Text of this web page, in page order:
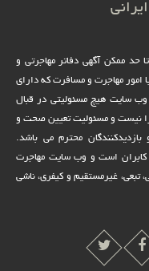
حد ممکن آگهی دفاتر مهاجرتی و
امور مهاجرت و مسافرت که دارای
وب سایت هیچ مسئولیتی در قبال
نیست و مسئولیت تعیین صحت و
محترم می باشد.
کابران است و وب سایت مهاجرت
تبعى، غیرمستقیم و کیفرى، ناشى